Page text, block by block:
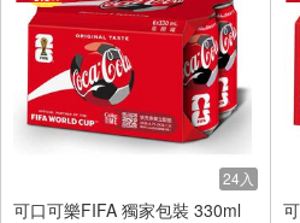
24入
可口可樂FIFA 獨家包裝 330ml